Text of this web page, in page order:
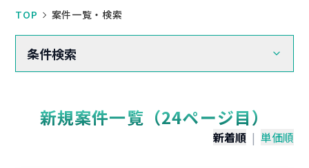
TOP 案件一覧・検索
条件検索
新規案件一覧（24ページ目）
新着順 | 単価順